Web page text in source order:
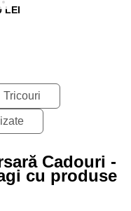
LEI
Tricouri
Cadouri -
cu produse